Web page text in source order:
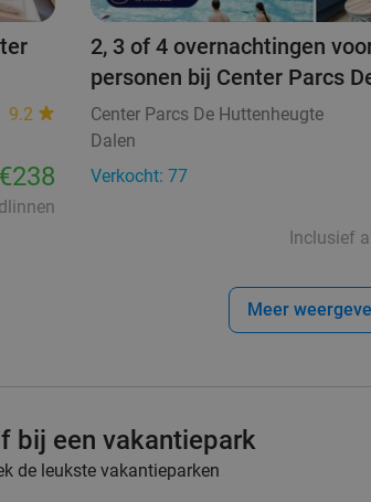
9.2
€238
2, 3 of 4 overnachtingen
personen bij Center Parcs
Center Parcs De Huttenheugte
Dalen
Verkocht: 77
Inclusief
Meer
bij een vakantiepark
de leukste vakantieparken